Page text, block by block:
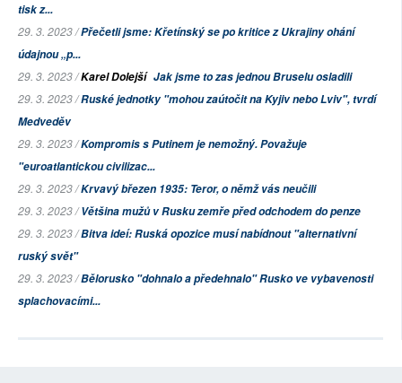
tisk z...
29. 3. 2023 /Přečetli jsme: Křetínský se po kritice z Ukrajiny ohání
údajnou „p...
29. 3. 2023 /Karel Dolejší Jak jsme to zas jednou Bruselu osladili
29. 3. 2023 /Ruské jednotky "mohou zaútočit na Kyjiv nebo Lviv", tvrdí
Medveděv
29. 3. 2023 /Kompromis s Putinem je nemožný. Považuje
"euroatlantickou civilizac...
29. 3. 2023 /Krvavý březen 1935: Teror, o němž vás neučili
29. 3. 2023 /Většina mužů v Rusku zemře před odchodem do penze
29. 3. 2023 /Bitva ideí: Ruská opozice musí nabídnout "alternativní
ruský svět"
29. 3. 2023 /Bělorusko "dohnalo a předehnalo" Rusko ve vybavenosti
splachovacími...